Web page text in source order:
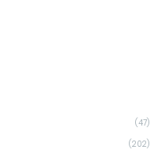
(47)
(202)